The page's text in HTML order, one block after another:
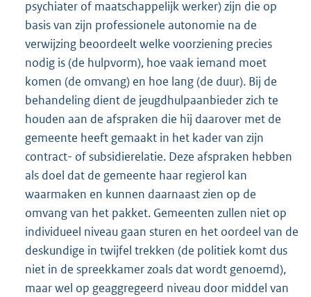
psychiater of maatschappelijk werker) zijn die op
basis van zijn professionele autonomie na de
verwijzing beoordeelt welke voorziening precies
nodig is (de hulpvorm), hoe vaak iemand moet
komen (de omvang) en hoe lang (de duur). Bij de
behandeling dient de jeugdhulpaanbieder zich te
houden aan de afspraken die hij daarover met de
gemeente heeft gemaakt in het kader van zijn
contract- of subsidierelatie. Deze afspraken hebben
als doel dat de gemeente haar regierol kan
waarmaken en kunnen daarnaast zien op de
omvang van het pakket. Gemeenten zullen niet op
individueel niveau gaan sturen en het oordeel van de
deskundige in twijfel trekken (de politiek komt dus
niet in de spreekkamer zoals dat wordt genoemd),
maar wel op geaggregeerd niveau door middel van